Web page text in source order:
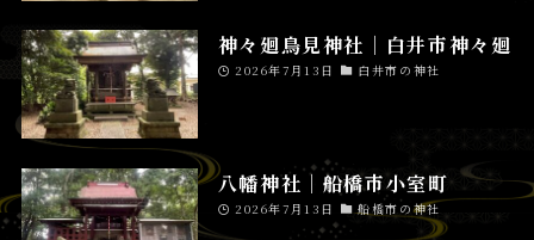
神々廻鳥見神社│白井市神々廻
2026年7月13日 白井市の神社
八幡神社│船橋市小室町
2026年7月13日 船橋市の神社